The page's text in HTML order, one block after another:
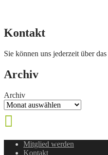
Kontakt
Sie können uns jederzeit über das
Archiv
Archiv
Mitglied werden
Kontakt